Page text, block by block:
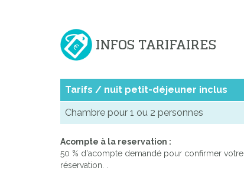
INFOS TARIFAIRES
Tarifs / nuit petit-déjeuner inclus
Chambre pour 1 ou 2 personnes
Acompte à la reservation :
50 % d'acompte demandé pour confirmer votre
réservation. .